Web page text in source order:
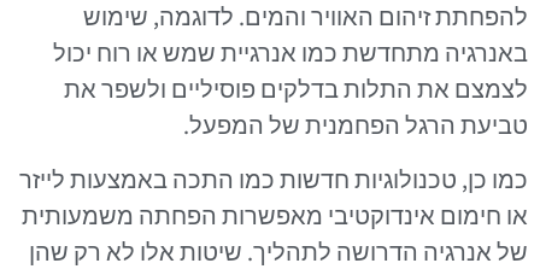
להפחתת זיהום האוויר והמים. לדוגמה, שימוש
באנרגיה מתחדשת כמו אנרגיית שמש או רוח יכול
לצמצם את התלות בדלקים פוסיליים ולשפר את
טביעת הרגל הפחמנית של המפעל.
כמו כן, טכנולוגיות חדשות כמו התכה באמצעות לייזר
או חימום אינדוקטיבי מאפשרות הפחתה משמעותית
של אנרגיה הדרושה לתהליך. שיטות אלו לא רק שהן